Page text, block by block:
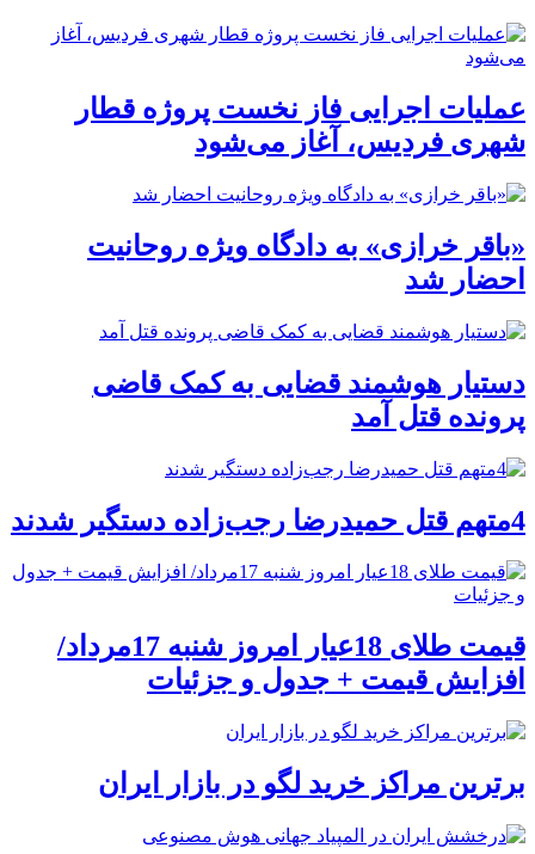
عملیات اجرایی فاز نخست پروژه قطار
شهری فردیس، آغاز می‌شود
«باقر خرازی» به دادگاه ویژه روحانیت
احضار شد
دستیار هوشمند قضایی به کمک قاضی
پرونده قتل آمد
4متهم قتل حمیدرضا رجب‌زاده دستگیر شدند
قیمت طلای 18عیار امروز شنبه 17مرداد/
افزایش قیمت + جدول و جزئیات
برترین مراکز خرید لگو در بازار ایران